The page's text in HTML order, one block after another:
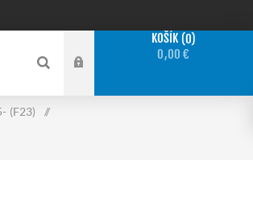
KOŠÍK 0
0,00 €
(F23) /